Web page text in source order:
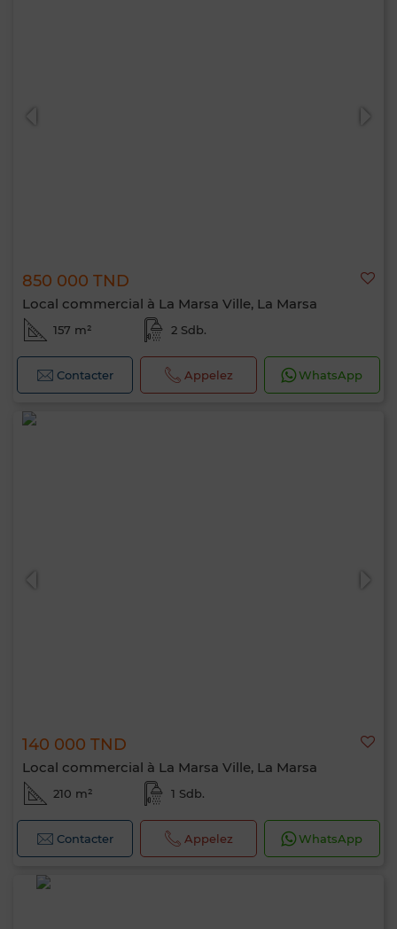
850 000 TND
Local commercial à La Marsa Ville, La Marsa
157 m² 2 Sdb.
Contacter Appelez WhatsApp
140 000 TND
Local commercial à La Marsa Ville, La Marsa
210 m² 1 Sdb.
Contacter Appelez WhatsApp